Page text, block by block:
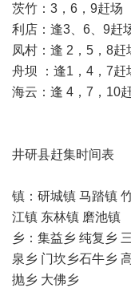
茨竹：3，6，9赶场
利店：逢3、6、9赶
凤村：逢 2，5，8赶
舟坝 ：逢1，4，7赶
海云：逢 4，7，10
井研县赶集时间表
镇：研城镇 马踏镇
江镇 东林镇 磨池镇
乡：集益乡 纯复乡
泉乡 门坎乡石牛乡
抛乡 大佛乡